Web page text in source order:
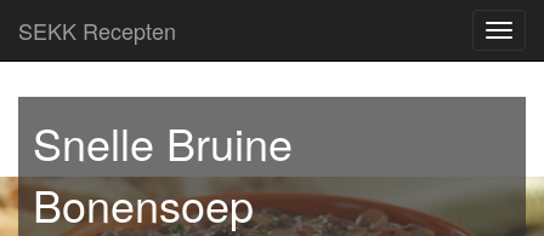
SEKK Recepten
Snelle Bruine
Bonensoep